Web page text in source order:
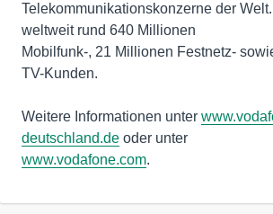
Telekommunikationskonzerne der
weltweit rund 640 Millionen
Mobilfunk-, 21 Millionen Festnetz-
TV-Kunden.
Weitere Informationen unter
deutschland.de
www.vodafone.com.